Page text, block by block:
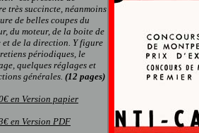
très succincte, néanmoins
de belles coupes du
du moteur, de la boite de
et de la direction. Y figure
périodiques, le
quelques réglages et
générales. (12 pages)
en Version papier
en Version PDF